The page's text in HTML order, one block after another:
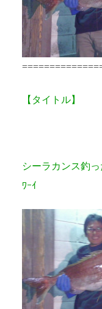
【タイトル】
シーラカンス釣
ﾜｰｲ